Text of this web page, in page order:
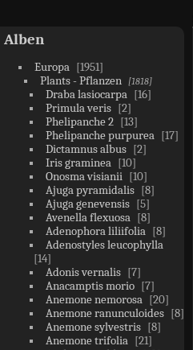
Alben
Europa
1951
Plants - Pflanzen
1818
Draba lasiocarpa
16
Primula veris
2
Phelipanche 2
13
Phelipanche purpurea
17
Dictamnus albus
2
Iris graminea
10
Onosma visianii
10
Ajuga pyramidalis
8
Ajuga genevensis
5
Avenella flexuosa
8
Adenophora liliifolia
8
Adenostyles leucophylla
14
Adonis vernalis
7
Anacamptis morio
7
Anemone nemorosa
20
Anemone ranunculoides
8
Anemone sylvestris
8
Anemone trifolia
21